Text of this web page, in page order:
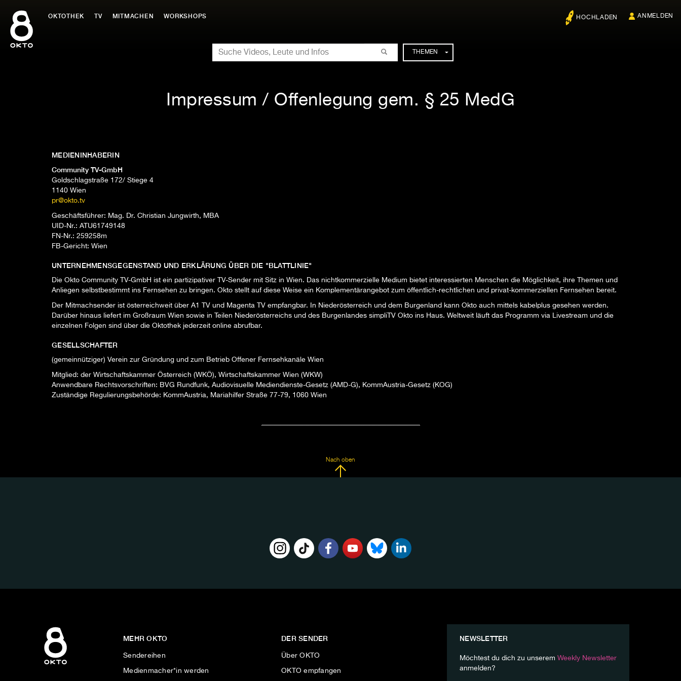
Inhalt
springen
OKTOTHEK TV MITMACHEN WORKSHOPS HOCHLADEN ANMELDEN
SUCHE
THEMEN
Impressum / Offenlegung gem. § 25 MedG
MEDIENINHABERIN
Community TV-GmbH
Goldschlagstraße 172/ Stiege 4
1140 Wien
pr@okto.tv
Geschäftsführer: Mag. Dr. Christian Jungwirth, MBA
UID-Nr.: ATU61749148
FN-Nr.: 259258m
FB-Gericht: Wien
UNTERNEHMENSGEGENSTAND UND ERKLÄRUNG ÜBER DIE "BLATTLINIE"
Die Okto Community TV-GmbH ist ein partizipativer TV-Sender mit Sitz in Wien. Das nichtkommerzielle Medium bietet interessierten Menschen die Möglichkeit, ihre Themen und
Anliegen selbstbestimmt ins Fernsehen zu bringen. Okto stellt auf diese Weise ein Komplementärangebot zum öffentlich-rechtlichen und privat-kommerziellen Fernsehen bereit.
Der Mitmachsender ist österreichweit über A1 TV und Magenta TV empfangbar. In Niederösterreich und dem Burgenland kann Okto auch mittels kabelplus gesehen werden.
Darüber hinaus liefert im Großraum Wien sowie in Teilen Niederösterreichs und des Burgenlandes simpliTV Okto ins Haus. Weltweit läuft das Programm via Livestream und die
einzelnen Folgen sind über die Oktothek jederzeit online abrufbar.
GESELLSCHAFTER
(gemeinnütziger) Verein zur Gründung und zum Betrieb Offener Fernsehkanäle Wien
Mitglied: der Wirtschaftskammer Österreich (WKÖ), Wirtschaftskammer Wien (WKW)
Anwendbare Rechtsvorschriften: BVG Rundfunk, Audiovisuelle Mediendienste-Gesetz (AMD-G), KommAustria-Gesetz (KOG)
Zuständige Regulierungsbehörde: KommAustria, Mariahilfer Straße 77-79, 1060 Wien
Nach oben
MEHR OKTO
Sendereihen
Medienmacher*in werden
DER SENDER
Über OKTO
OKTO empfangen
NEWSLETTER
Möchtest du dich zu unserem Weekly Newsletter
anmelden?